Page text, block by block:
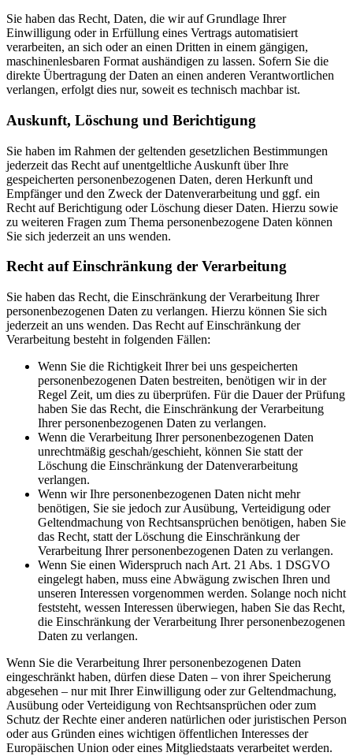
Sie haben das Recht, Daten, die wir auf Grundlage Ihrer
Einwilligung oder in Erfüllung eines Vertrags automatisiert
verarbeiten, an sich oder an einen Dritten in einem gängigen,
maschinenlesbaren Format aushändigen zu lassen. Sofern Sie die
direkte Übertragung der Daten an einen anderen Verantwortlichen
verlangen, erfolgt dies nur, soweit es technisch machbar ist.
Auskunft, Löschung und Berichtigung
Sie haben im Rahmen der geltenden gesetzlichen Bestimmungen
jederzeit das Recht auf unentgeltliche Auskunft über Ihre
gespeicherten personenbezogenen Daten, deren Herkunft und
Empfänger und den Zweck der Datenverarbeitung und ggf. ein
Recht auf Berichtigung oder Löschung dieser Daten. Hierzu sowie
zu weiteren Fragen zum Thema personenbezogene Daten können
Sie sich jederzeit an uns wenden.
Recht auf Einschränkung der Verarbeitung
Sie haben das Recht, die Einschränkung der Verarbeitung Ihrer
personenbezogenen Daten zu verlangen. Hierzu können Sie sich
jederzeit an uns wenden. Das Recht auf Einschränkung der
Verarbeitung besteht in folgenden Fällen:
Wenn Sie die Richtigkeit Ihrer bei uns gespeicherten
personenbezogenen Daten bestreiten, benötigen wir in der
Regel Zeit, um dies zu überprüfen. Für die Dauer der Prüfung
haben Sie das Recht, die Einschränkung der Verarbeitung
Ihrer personenbezogenen Daten zu verlangen.
Wenn die Verarbeitung Ihrer personenbezogenen Daten
unrechtmäßig geschah/geschieht, können Sie statt der
Löschung die Einschränkung der Datenverarbeitung
verlangen.
Wenn wir Ihre personenbezogenen Daten nicht mehr
benötigen, Sie sie jedoch zur Ausübung, Verteidigung oder
Geltendmachung von Rechtsansprüchen benötigen, haben Sie
das Recht, statt der Löschung die Einschränkung der
Verarbeitung Ihrer personenbezogenen Daten zu verlangen.
Wenn Sie einen Widerspruch nach Art. 21 Abs. 1 DSGVO
eingelegt haben, muss eine Abwägung zwischen Ihren und
unseren Interessen vorgenommen werden. Solange noch nicht
feststeht, wessen Interessen überwiegen, haben Sie das Recht,
die Einschränkung der Verarbeitung Ihrer personenbezogenen
Daten zu verlangen.
Wenn Sie die Verarbeitung Ihrer personenbezogenen Daten
eingeschränkt haben, dürfen diese Daten – von ihrer Speicherung
abgesehen – nur mit Ihrer Einwilligung oder zur Geltendmachung,
Ausübung oder Verteidigung von Rechtsansprüchen oder zum
Schutz der Rechte einer anderen natürlichen oder juristischen Person
oder aus Gründen eines wichtigen öffentlichen Interesses der
Europäischen Union oder eines Mitgliedstaats verarbeitet werden.